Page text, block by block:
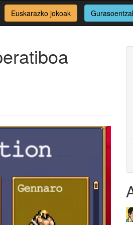
Euskarazko jokoak